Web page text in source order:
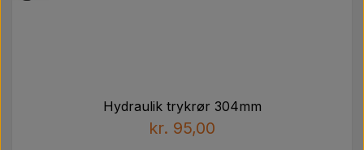
Hydraulik trykrør 304mm
kr. 95,00